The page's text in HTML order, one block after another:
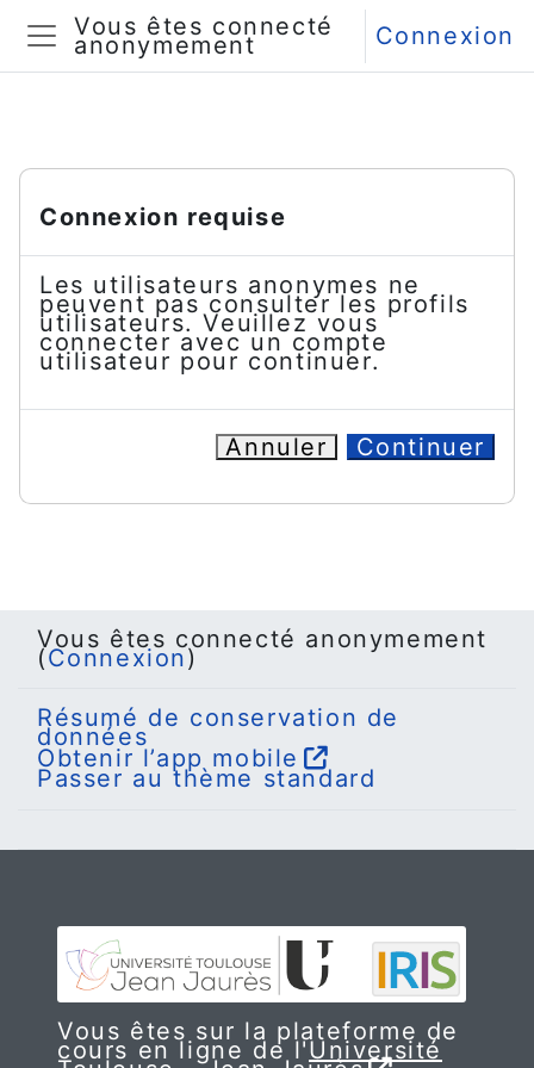
Passer au contenu principal
Panneau latéral
Vous êtes connecté
anonymement Connexion
Connexion requise
Les utilisateurs anonymes ne
peuvent pas consulter les profils
utilisateurs. Veuillez vous
connecter avec un compte
utilisateur pour continuer.
Annuler Continuer
Vous êtes connecté anonymement
(Connexion)
Résumé de conservation de
données
Obtenir l’app mobile
Passer au thème standard
Vous êtes sur la plateforme de
cours en ligne de l'Université